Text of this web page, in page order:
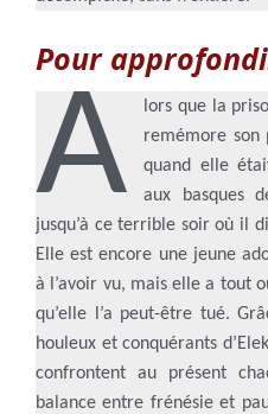
Pour
A
lors que la
remémore son
quand elle
aux basques
jusqu’à ce terrible soir où il
Elle est encore une jeune
à l’avoir vu, mais elle a tout
qu’elle l’a peut-être tué.
houleux et conquérants
confrontent au présent
balance entre frénésie et